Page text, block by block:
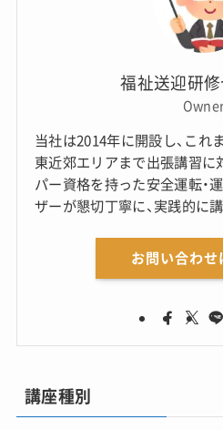
福祉送迎研
当社は2014年に開設し、これ
東近郊エリアまで出張講習に
パー資格を持った安全運転・
ザーが懇切丁寧に、実践的に
お問い合わせ
講座種別